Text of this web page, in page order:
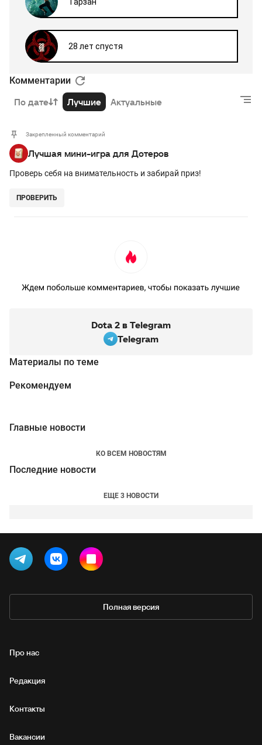
Комментарии
По дате Лучшие Актуальные
Закрепленный комментарий
Лучшая мини-игра для Дотеров
Проверь себя на внимательность и забирай приз!
ПРОВЕРИТЬ
Dota 2 в Telegram
Telegram
Материалы по теме
Рекомендуем
Главные новости
КО ВСЕМ НОВОСТЯМ
Последние новости
ЕЩЕ 3 НОВОСТИ
Полная версия
Про нас
Редакция
Контакты
Вакансии